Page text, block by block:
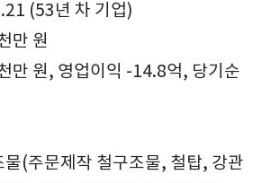
(53년 차 기업)
만 원
만 원, 영업이익 -14.8억, 당기순
물(주문제작 철구조물, 철탑, 강관